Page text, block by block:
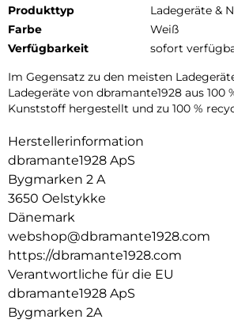
Produkttyp
Ladegeräte &
Farbe
Weiß
Verfügbarkeit
sofort
Im Gegensatz zu den meisten
Ladegeräte von dbramante1928 aus 100
Kunststoff hergestellt und zu 100 %
Herstellerinformation
dbramante1928 ApS
Bygmarken 2 A
3650 Oelstykke
Dänemark
webshop@dbramante1928.com
https://dbramante1928.com
Verantwortliche für die EU
dbramante1928 ApS
Bygmarken 2A